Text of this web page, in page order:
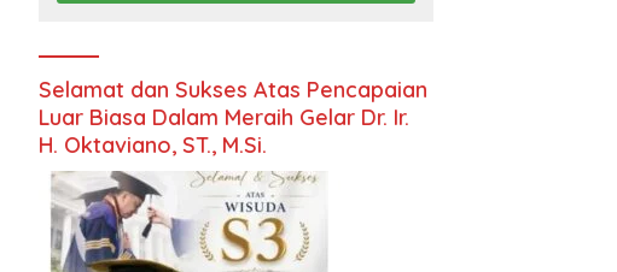
Selamat dan Sukses Atas Pencapaian
Luar Biasa Dalam Meraih Gelar Dr. Ir.
H. Oktaviano, ST., M.Si.